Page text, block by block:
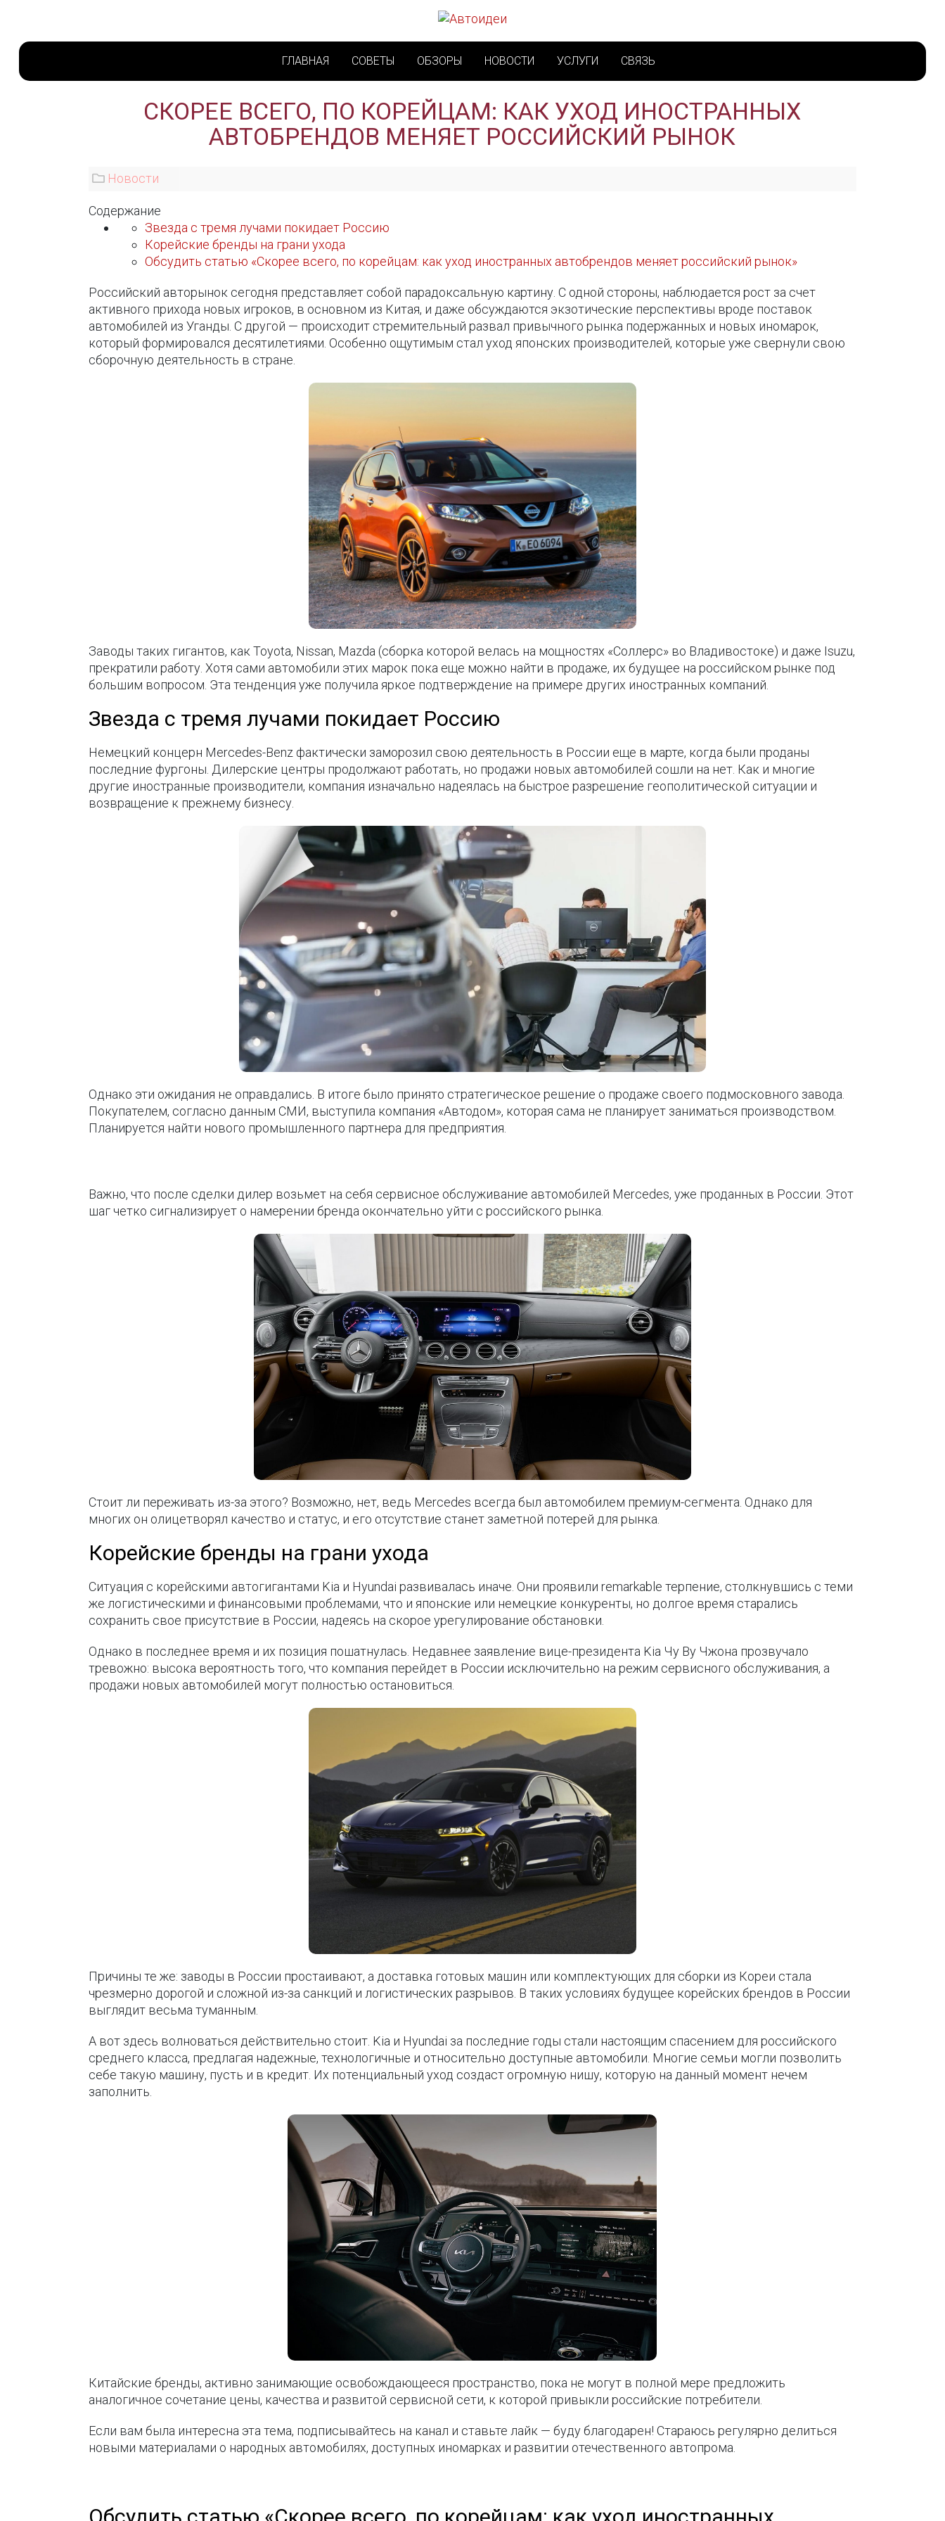
ГЛАВНАЯ СОВЕТЫ ОБЗОРЫ НОВОСТИ УСЛУГИ СВЯЗЬ
СКОРЕЕ ВСЕГО, ПО КОРЕЙЦАМ: КАК УХОД ИНОСТРАННЫХ
АВТОБРЕНДОВ МЕНЯЕТ РОССИЙСКИЙ РЫНОК
Новости
Содержание
Звезда с тремя лучами покидает Россию
Корейские бренды на грани ухода
Обсудить статью «Скорее всего, по корейцам: как уход иностранных автобрендов меняет российский рынок»
Российский авторынок сегодня представляет собой парадоксальную картину. С одной стороны, наблюдается рост за счет
активного прихода новых игроков, в основном из Китая, и даже обсуждаются экзотические перспективы вроде поставок
автомобилей из Уганды. С другой — происходит стремительный развал привычного рынка подержанных и новых иномарок,
который формировался десятилетиями. Особенно ощутимым стал уход японских производителей, которые уже свернули свою
сборочную деятельность в стране.
Заводы таких гигантов, как Toyota, Nissan, Mazda (сборка которой велась на мощностях «Соллерс» во Владивостоке) и даже Isuzu,
прекратили работу. Хотя сами автомобили этих марок пока еще можно найти в продаже, их будущее на российском рынке под
большим вопросом. Эта тенденция уже получила яркое подтверждение на примере других иностранных компаний.
Звезда с тремя лучами покидает Россию
Немецкий концерн Mercedes-Benz фактически заморозил свою деятельность в России еще в марте, когда были проданы
последние фургоны. Дилерские центры продолжают работать, но продажи новых автомобилей сошли на нет. Как и многие
другие иностранные производители, компания изначально надеялась на быстрое разрешение геополитической ситуации и
возвращение к прежнему бизнесу.
Однако эти ожидания не оправдались. В итоге было принято стратегическое решение о продаже своего подмосковного завода.
Покупателем, согласно данным СМИ, выступила компания «Автодом», которая сама не планирует заниматься производством.
Планируется найти нового промышленного партнера для предприятия.
Важно, что после сделки дилер возьмет на себя сервисное обслуживание автомобилей Mercedes, уже проданных в России. Этот
шаг четко сигнализирует о намерении бренда окончательно уйти с российского рынка.
Стоит ли переживать из-за этого? Возможно, нет, ведь Mercedes всегда был автомобилем премиум-сегмента. Однако для
многих он олицетворял качество и статус, и его отсутствие станет заметной потерей для рынка.
Корейские бренды на грани ухода
Ситуация с корейскими автогигантами Kia и Hyundai развивалась иначе. Они проявили remarkable терпение, столкнувшись с теми
же логистическими и финансовыми проблемами, что и японские или немецкие конкуренты, но долгое время старались
сохранить свое присутствие в России, надеясь на скорое урегулирование обстановки.
Однако в последнее время и их позиция пошатнулась. Недавнее заявление вице-президента Kia Чу Ву Чжона прозвучало
тревожно: высока вероятность того, что компания перейдет в России исключительно на режим сервисного обслуживания, а
продажи новых автомобилей могут полностью остановиться.
Причины те же: заводы в России простаивают, а доставка готовых машин или комплектующих для сборки из Кореи стала
чрезмерно дорогой и сложной из-за санкций и логистических разрывов. В таких условиях будущее корейских брендов в России
выглядит весьма туманным.
А вот здесь волноваться действительно стоит. Kia и Hyundai за последние годы стали настоящим спасением для российского
среднего класса, предлагая надежные, технологичные и относительно доступные автомобили. Многие семьи могли позволить
себе такую машину, пусть и в кредит. Их потенциальный уход создаст огромную нишу, которую на данный момент нечем
заполнить.
Китайские бренды, активно занимающие освобождающееся пространство, пока не могут в полной мере предложить
аналогичное сочетание цены, качества и развитой сервисной сети, к которой привыкли российские потребители.
Если вам была интересна эта тема, подписывайтесь на канал и ставьте лайк — буду благодарен! Стараюсь регулярно делиться
новыми материалами о народных автомобилях, доступных иномарках и развитии отечественного автопрома.